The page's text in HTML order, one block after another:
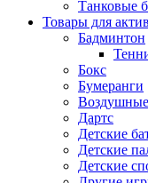
Танковые
Товары для
Бадминтон
Бокс
Бумеранги
Дартс
Детские
Детские
Детские